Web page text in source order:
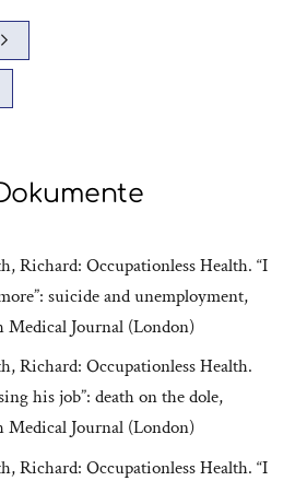
Richard: Occupationless Health. “I
suicide and unemployment,
Medical Journal (London)
Richard: Occupationless Health.
his job”: death on the dole,
Medical Journal (London)
Richard: Occupationless Health. “I